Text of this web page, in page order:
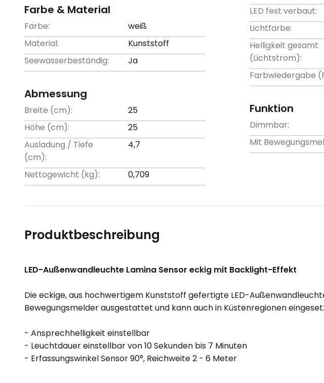
Farbe & Material
Farbe:
weiß
Material:
Kunststoff
Seewasserbeständig:
Ja
Abmessung
Breite (cm):
25
Höhe (cm):
25
Ausladung / Tiefe
(cm):
4,7
Nettogewicht (kg): 0,709
LED fest verbaut:
Lichtfarbe:
Helligkeit gesamt
(Lichtstrom):
Farbwiedergabe
Funktion
Dimmbar:
Mit
Produktbeschreibung
LED-Außenwandleuchte Lamina Sensor eckig mit Backlight-Effekt
Die eckige, aus hochwertigem Kunststoff gefertigte LED-
Bewegungsmelder ausgestattet und kann auch in Küstenregionen
- Ansprechhelligkeit einstellbar
- Leuchtdauer einstellbar von 10 Sekunden bis 7 Minuten
- Erfassungswinkel Sensor 90°, Reichweite 2 - 6 Meter